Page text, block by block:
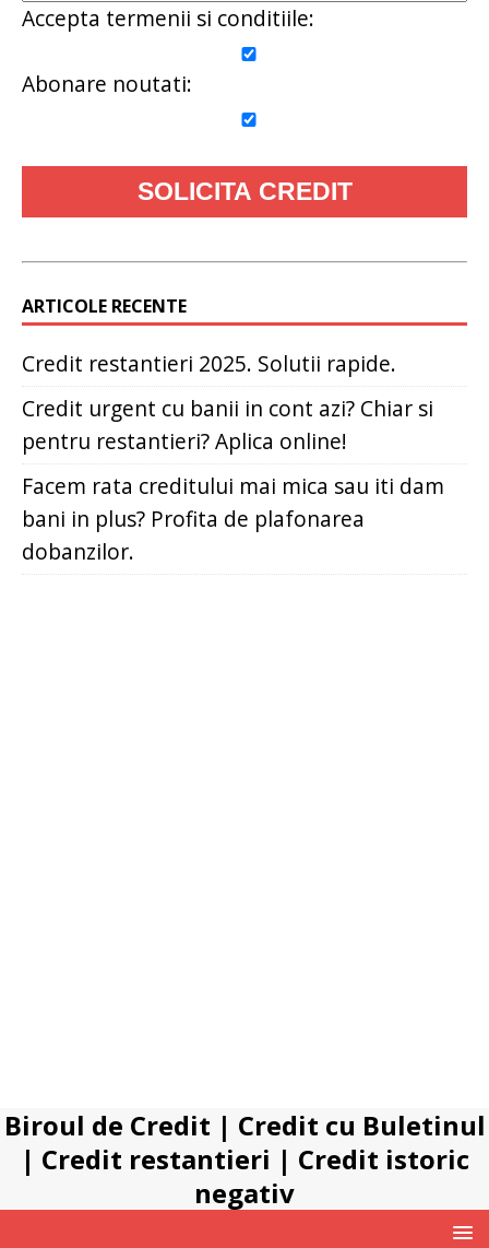
Accepta termenii si conditiile:
Abonare noutati:
ARTICOLE RECENTE
Credit restantieri 2025. Solutii rapide.
Credit urgent cu banii in cont azi? Chiar si
pentru restantieri? Aplica online!
Facem rata creditului mai mica sau iti dam
bani in plus? Profita de plafonarea
dobanzilor.
Biroul de Credit | Credit cu Buletinul
| Credit restantieri | Credit istoric
negativ